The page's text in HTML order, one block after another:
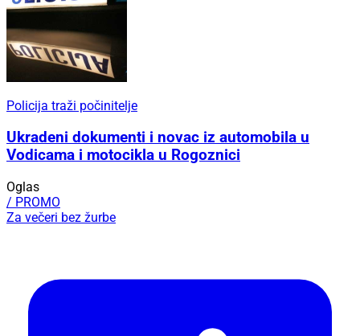
Policija traži počinitelje
Ukradeni dokumenti i novac iz automobila u
Vodicama i motocikla u Rogoznici
Oglas
/ PROMO
Za večeri bez žurbe